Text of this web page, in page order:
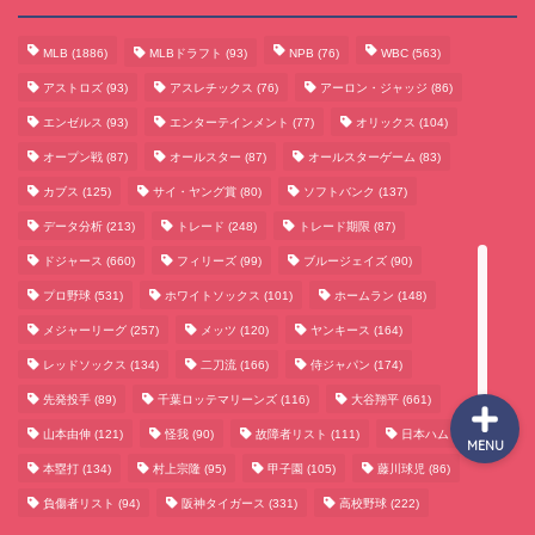
MLB (1886) MLBドラフト (93) NPB (76) WBC (563)
アストロズ (93) アスレチックス (76) アーロン・ジャッジ (86)
エンゼルス (93) エンターテインメント (77) オリックス (104)
オープン戦 (87) オールスター (87) オールスターゲーム (83)
カブス (125) サイ・ヤング賞 (80) ソフトバンク (137)
データ分析 (213) トレード (248) トレード期限 (87)
ドジャース (660) フィリーズ (99) ブルージェイズ (90)
プロ野球 (531) ホワイトソックス (101) ホームラン (148)
メジャーリーグ (257) メッツ (120) ヤンキース (164)
レッドソックス (134) 二刀流 (166) 侍ジャパン (174)
先発投手 (89) 千葉ロッテマリーンズ (116) 大谷翔平 (661)
山本由伸 (121) 怪我 (90) 故障者リスト (111) 日本ハム(117)
本塁打 (134) 村上宗隆 (95) 甲子園 (105) 藤川球児 (86)
負傷者リスト (94) 阪神タイガース (331) 高校野球 (222)
MENU
サッカーまとめ
ゲームまとめ
テクノロジーまとめ
ビジネス・経済まとめ